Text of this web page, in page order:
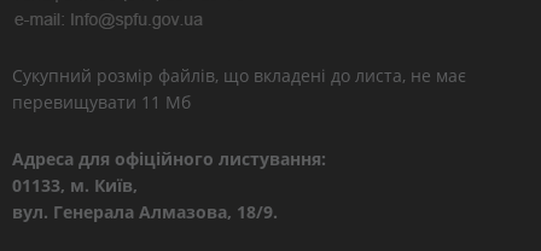
Сукупний розмір файлів, що вкладені до листа, не має
перевищувати 11 Мб
Адреса для офіційного листування:
01133, м. Київ,
вул. Генерала Алмазова, 18/9.